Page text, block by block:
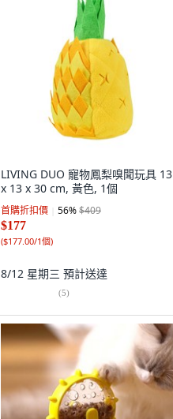
LIVING DUO 寵物鳳梨嗅聞玩具 13
x 13 x 30 cm, 黃色, 1個
首購折扣價 56%$409
$177
($177.00/1個)
8/12 星期三 預計送達
(5)